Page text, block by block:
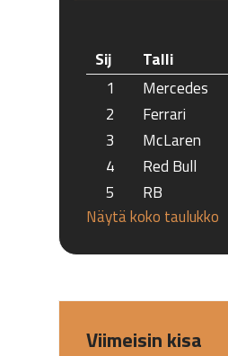
Sij Talli
1
Mercedes
2
Ferrari
3
McLaren
4
Red Bull
5
RB
Näytä koko taulukko
Viimeisin kisa